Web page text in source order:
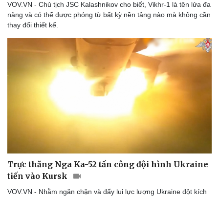
Thể thao
Bóng đá
Lịch thi đấu bóng đá
Thế giới thể thao
eSports
Ô tô - Xe máy
Ô tô
Tư vấn
VOV.VN - Chủ tịch JSC Kalashnikov cho biết, Vikhr-1 là tên lửa đa
năng và có thể được phóng từ bất kỳ nền tảng nào mà không cần
thay đổi thiết kế.
Trực thăng Nga Ka-52 tấn công đội hình Ukraine
tiến vào Kursk
VOV.VN - Nhằm ngăn chặn và đẩy lui lực lượng Ukraine đột kích